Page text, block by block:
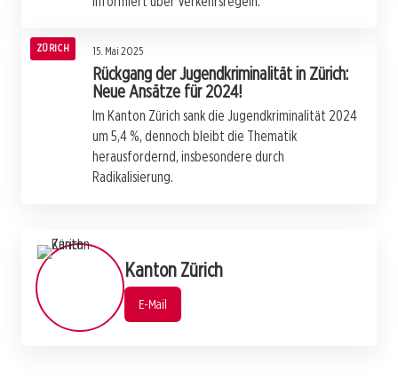
ZÜRICH 15. Mai 2025
Rückgang der Jugendkriminalität in Zürich:
Neue Ansätze für 2024!
Im Kanton Zürich sank die Jugendkriminalität 2024
um 5,4 %, dennoch bleibt die Thematik
herausfordernd, insbesondere durch
Radikalisierung.
Kanton Zürich
E-Mail